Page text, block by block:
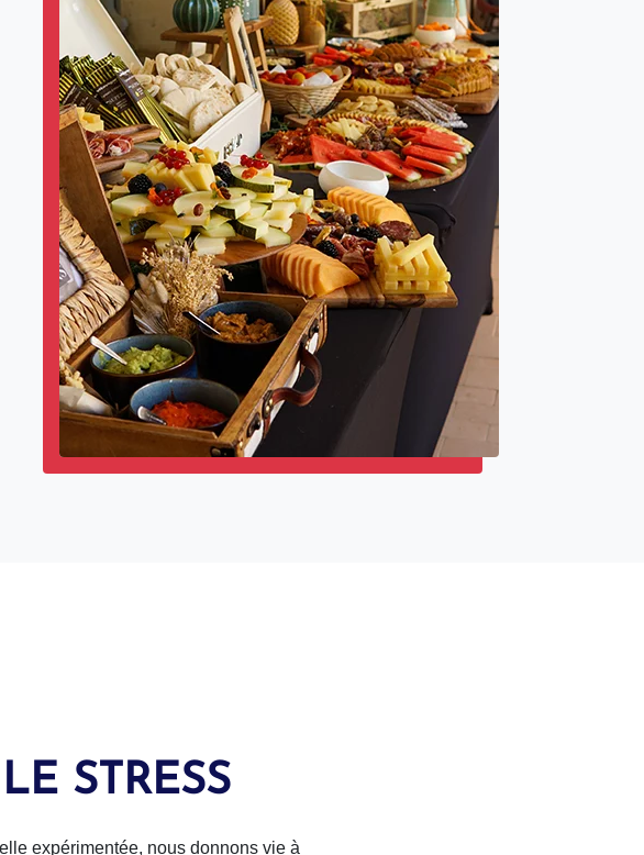
STRESS
expérimentée, nous donnons vie à